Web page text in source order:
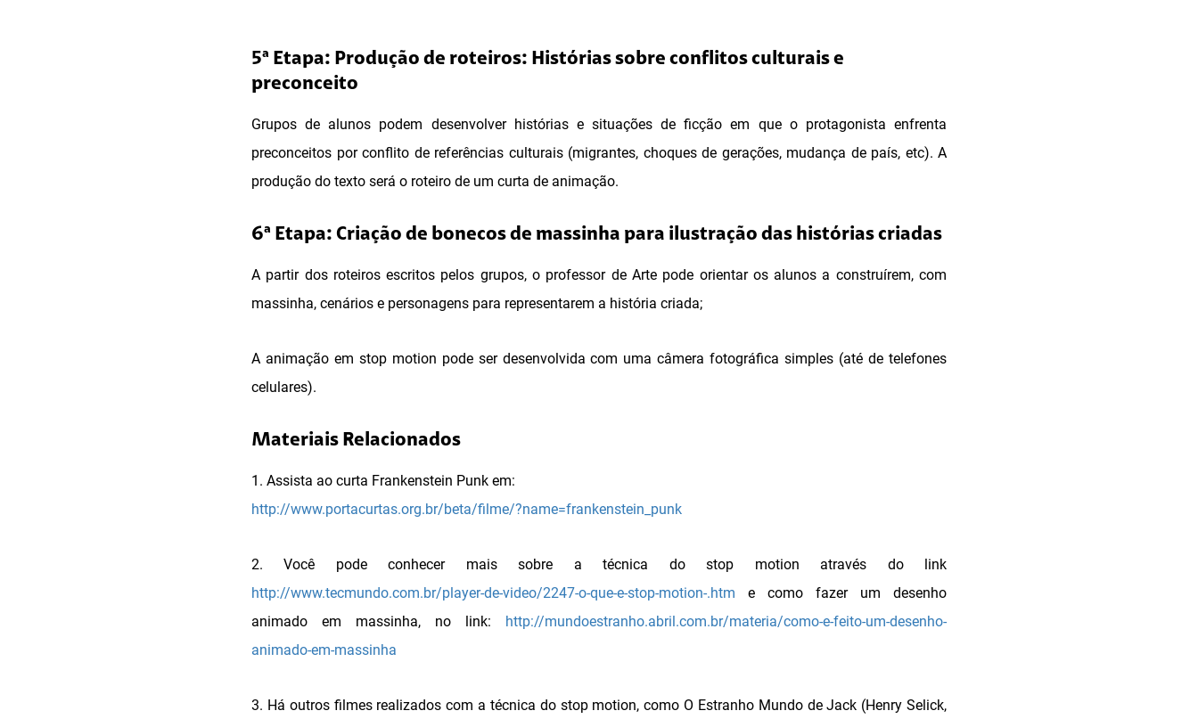
5ª Etapa: Produção de roteiros: Histórias sobre conflitos culturais e
preconceito
Grupos de alunos podem desenvolver histórias e situações de ficção em que o protagonista enfrenta
preconceitos por conflito de referências culturais (migrantes, choques de gerações, mudança de país, etc). A
produção do texto será o roteiro de um curta de animação.
6ª Etapa: Criação de bonecos de massinha para ilustração das histórias criadas
A partir dos roteiros escritos pelos grupos, o professor de Arte pode orientar os alunos a construírem, com
massinha, cenários e personagens para representarem a história criada;
A animação em stop motion pode ser desenvolvida com uma câmera fotográfica simples (até de telefones
celulares).
Materiais Relacionados
1. Assista ao curta Frankenstein Punk em:
http://www.portacurtas.org.br/beta/filme/?name=frankenstein_punk
2. Você pode conhecer mais sobre a técnica do stop motion através do link
http://www.tecmundo.com.br/player-de-video/2247-o-que-e-stop-motion-.htm e como fazer um desenho
animado em massinha, no link: http://mundoestranho.abril.com.br/materia/como-e-feito-um-desenho-
animado-em-massinha
3. Há outros filmes realizados com a técnica do stop motion, como O Estranho Mundo de Jack (Henry Selick,